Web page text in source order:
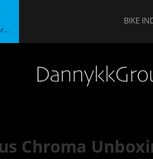
BIKE
Chroma